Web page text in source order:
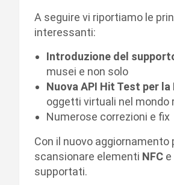
A seguire vi riportiamo le
interessanti:
Introduzione del
musei e non solo
Nuova API Hit Test per
oggetti virtuali nel mondo
Numerose correzioni e fix
Con il nuovo
scansionare elementi NFC
supportati.